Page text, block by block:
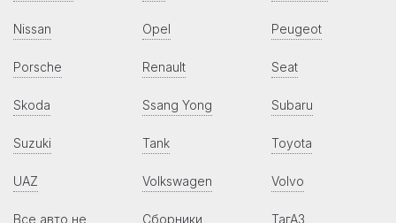
Nissan Opel Peugeot
Porsche Renault Seat
Skoda Ssang Yong Subaru
Suzuki Tank Toyota
UAZ Volkswagen Volvo
Все авто не Сборники ТагАЗ